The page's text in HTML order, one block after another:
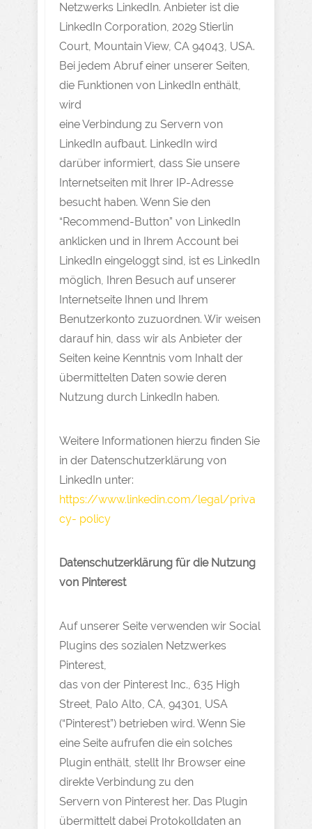
Netzwerks LinkedIn. Anbieter ist die
LinkedIn Corporation, 2029 Stierlin
Court, Mountain View, CA 94043, USA.
Bei jedem Abruf einer unserer Seiten,
die Funktionen von LinkedIn enthält,
wird
eine Verbindung zu Servern von
LinkedIn aufbaut. LinkedIn wird
darüber informiert, dass Sie unsere
Internetseiten mit Ihrer IP-Adresse
besucht haben. Wenn Sie den
“Recommend-Button” von LinkedIn
anklicken und in Ihrem Account bei
LinkedIn eingeloggt sind, ist es LinkedIn
möglich, Ihren Besuch auf unserer
Internetseite Ihnen und Ihrem
Benutzerkonto zuzuordnen. Wir weisen
darauf hin, dass wir als Anbieter der
Seiten keine Kenntnis vom Inhalt der
übermittelten Daten sowie deren
Nutzung durch LinkedIn haben.
Weitere Informationen hierzu finden Sie
in der Datenschutzerklärung von
LinkedIn unter:
https://www.linkedin.com/legal/priva
cy- policy
Datenschutzerklärung für die Nutzung
von Pinterest
Auf unserer Seite verwenden wir Social
Plugins des sozialen Netzwerkes
Pinterest,
das von der Pinterest Inc., 635 High
Street, Palo Alto, CA, 94301, USA
(“Pinterest”) betrieben wird. Wenn Sie
eine Seite aufrufen die ein solches
Plugin enthält, stellt Ihr Browser eine
direkte Verbindung zu den
Servern von Pinterest her. Das Plugin
übermittelt dabei Protokolldaten an